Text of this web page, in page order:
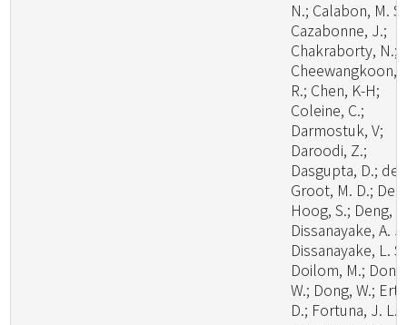
N.; Calabon, M.
Cazabonne, J.;
Chakraborty, N.;
Cheewangkoon,
R.; Chen, K-H;
Coleine, C.;
Darmostuk, V;
Daroodi, Z.;
Dasgupta, D.; de
Groot, M. D.; De
Hoog, S.; Deng,
Dissanayake, A.
Dissanayake, L.
Doilom, M.;
W.; Dong, W.;
D.; Fortuna, J. L.;